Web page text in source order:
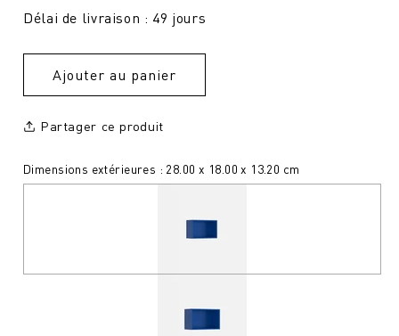
Délai de livraison : 49 jours
Ajouter au panier
Partager ce produit
Dimensions extérieures : 28.00 x 18.00 x 13.20 cm